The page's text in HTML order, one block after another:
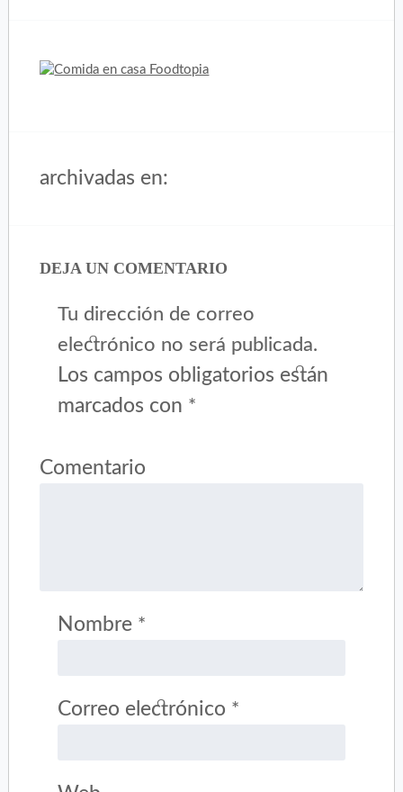
archivadas en:
DEJA UN COMENTARIO
Tu dirección de correo
electrónico no será publicada.
Los campos obligatorios están
marcados con *
Comentario
Nombre *
Correo electrónico *